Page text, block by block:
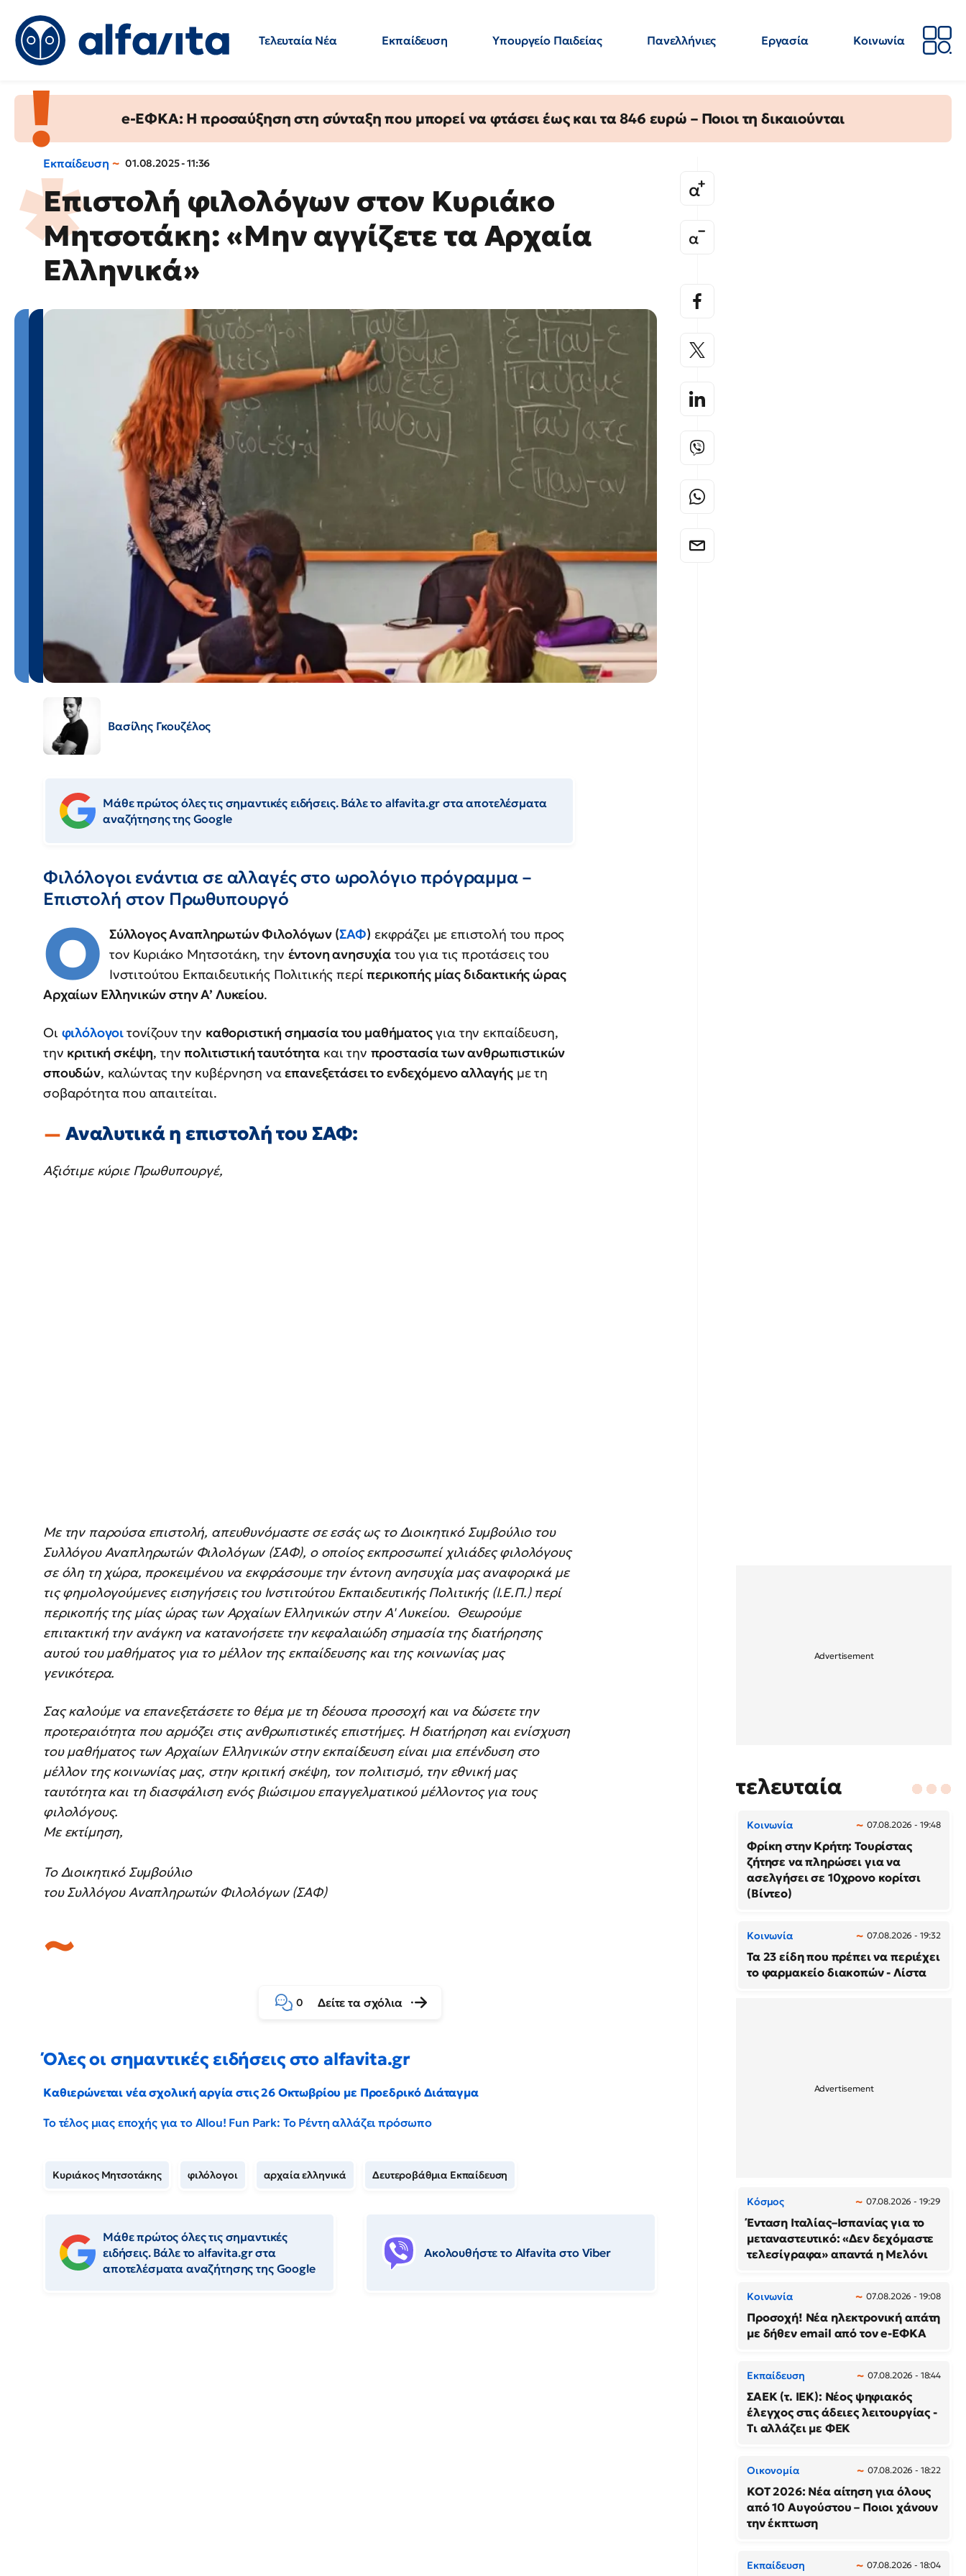
Τελευταία Νέα Εκπαίδευση Υπουργείο Παιδείας Πανελλήνιες Εργασία
Κοινωνία
e-ΕΦΚΑ: Η προσαύξηση στη σύνταξη που μπορεί να φτάσει έως και τα 846 ευρώ – Ποιοι τη δικαιούνται
Εκπαίδευση 01.08.2025 - 11:36
Επιστολή φιλολόγων στον Κυριάκο
Μητσοτάκη: «Μην αγγίζετε τα Αρχαία
Ελληνικά»
Βασίλης Γκουζέλος
Μάθε πρώτος όλες τις σημαντικές ειδήσεις. Βάλε το alfavita.gr στα αποτελέσματα
αναζήτησης της Google
Φιλόλογοι ενάντια σε αλλαγές στο ωρολόγιο πρόγραμμα –
Επιστολή στον Πρωθυπουργό
Ο Σύλλογος Αναπληρωτών Φιλολόγων (ΣΑΦ) εκφράζει με επιστολή του προς
τον Κυριάκο Μητσοτάκη, την έντονη ανησυχία του για τις προτάσεις του
Ινστιτούτου Εκπαιδευτικής Πολιτικής περίπερικοπής μίας διδακτικής ώρας
Αρχαίων Ελληνικών στην Α’ Λυκείου.
Οι φιλόλογοιτονίζουν την καθοριστική σημασία του μαθήματοςγια την εκπαίδευση,
την κριτική σκέψη, τηνπολιτιστική ταυτότητακαι την προστασία των ανθρωπιστικών
σπουδών, καλώντας την κυβέρνηση ναεπανεξετάσει το ενδεχόμενο αλλαγήςμε τη
σοβαρότητα που απαιτείται.
Αναλυτικά η επιστολή του ΣΑΦ:
Αξιότιμε κύριε Πρωθυπουργέ,
Με την παρούσα επιστολή, απευθυνόμαστε σε εσάς ως το Διοικητικό Συμβούλιο του
Συλλόγου Αναπληρωτών Φιλολόγων (ΣΑΦ), ο οποίος εκπροσωπεί χιλιάδες φιλολόγους
σε όλη τη χώρα, προκειμένου να εκφράσουμε την έντονη ανησυχία μας αναφορικά με
τις φημολογούμενες εισηγήσεις του Ινστιτούτου Εκπαιδευτικής Πολιτικής (Ι.Ε.Π.) περί
περικοπής της μίας ώρας των Αρχαίων Ελληνικών στην Α' Λυκείου. Θεωρούμε
επιτακτική την ανάγκη να κατανοήσετε την κεφαλαιώδη σημασία της διατήρησης
αυτού του μαθήματος για το μέλλον της εκπαίδευσης και της κοινωνίας μας
γενικότερα.
Σας καλούμε να επανεξετάσετε το θέμα με τη δέουσα προσοχή και να δώσετε την
προτεραιότητα που αρμόζει στις ανθρωπιστικές επιστήμες. Η διατήρηση και ενίσχυση
του μαθήματος των Αρχαίων Ελληνικών στην εκπαίδευση είναι μια επένδυση στο
μέλλον της κοινωνίας μας, στην κριτική σκέψη, τον πολιτισμό, την εθνική μας
ταυτότητα και τη διασφάλιση ενός βιώσιμου επαγγελματικού μέλλοντος για τους
φιλολόγους.
Με εκτίμηση,
Το Διοικητικό Συμβούλιο
του Συλλόγου Αναπληρωτών Φιλολόγων (ΣΑΦ)
0 Δείτε τα σχόλια
Όλες οι σημαντικές ειδήσεις στο alfavita.gr
Καθιερώνεται νέα σχολική αργία στις 26 Οκτωβρίου με Προεδρικό Διάταγμα
Το τέλος μιας εποχής για το Allou! Fun Park: Το Ρέντη αλλάζει πρόσωπο
Κυριάκος Μητσοτάκης φιλόλογοι αρχαία ελληνικά Δευτεροβάθμια Εκπαίδευση
Μάθε πρώτος όλες τις σημαντικές
ειδήσεις. Βάλε το alfavita.gr στα
αποτελέσματα αναζήτησης της Google
Ακολουθήστε το Αlfavita στο Viber
τελευταία
Κοινωνία 07.08.2026 - 19:48
Φρίκη στην Κρήτη: Τουρίστας
ζήτησε να πληρώσει για να
ασελγήσει σε 10χρονο κορίτσι
(Βίντεο)
Κοινωνία 07.08.2026 - 19:32
Τα 23 είδη που πρέπει να περιέχει
το φαρμακείο διακοπών - Λίστα
Κόσμος 07.08.2026 - 19:29
Ένταση Ιταλίας–Ισπανίας για το
μεταναστευτικό: «Δεν δεχόμαστε
τελεσίγραφα» απαντά η Μελόνι
Κοινωνία 07.08.2026 - 19:08
Προσοχή! Νέα ηλεκτρονική απάτη
με δήθεν email από τον e-ΕΦΚΑ
Εκπαίδευση 07.08.2026 - 18:44
ΣΑΕΚ (τ. ΙΕΚ): Νέος ψηφιακός
έλεγχος στις άδειες λειτουργίας -
Τι αλλάζει με ΦΕΚ
Οικονομία 07.08.2026 - 18:22
ΚΟΤ 2026: Νέα αίτηση για όλους
από 10 Αυγούστου – Ποιοι χάνουν
την έκπτωση
Εκπαίδευση 07.08.2026 - 18:04